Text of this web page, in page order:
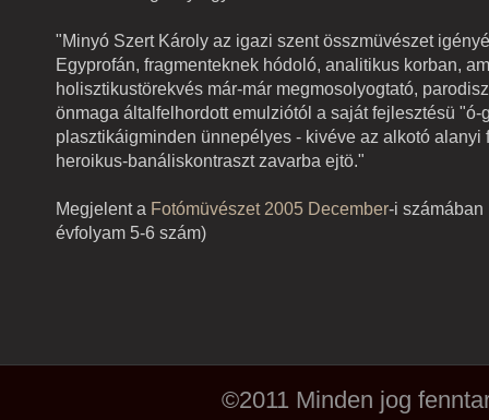
"Minyó Szert Károly az igazi szent összmüvészet
Egyprofán, fragmenteknek hódoló, analitikus korban,
holisztikustörekvés már-már megmosolyogtató,
önmaga általfelhordott emulziótól a saját fejlesztésü "ó-
plasztikáigminden ünnepélyes - kivéve az alkotó alanyi
heroikus-banáliskontraszt zavarba ejtö."
Megjelent a Fotómüvészet 2005 December-i számában
évfolyam 5-6 szám)
©2011 Minden jog